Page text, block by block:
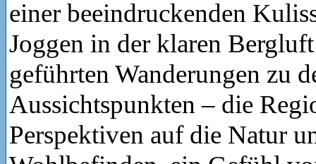
einer beeindruckenden
Joggen in der klaren
geführten Wanderungen zu
Aussichtspunkten – die
Perspektiven auf die Natur